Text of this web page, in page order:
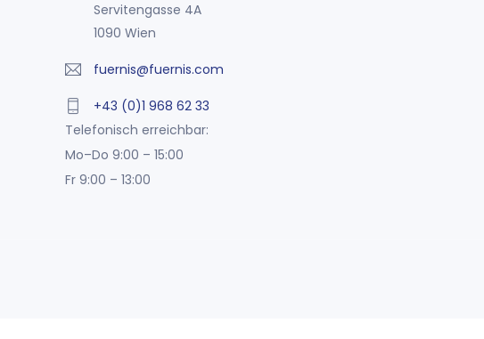
Servitengasse 4A
1090 Wien
fuernis@fuernis.com
+43 (0)1 968 62 33
Telefonisch erreichbar:
Mo–Do 9:00 – 15:00
Fr 9:00 – 13:00